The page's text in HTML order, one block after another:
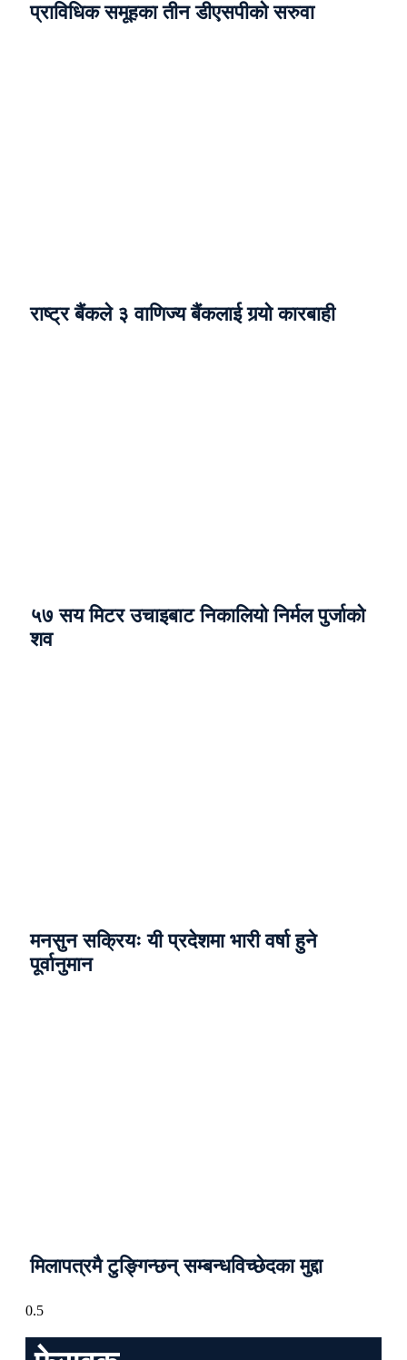
प्राविधिक समूहका तीन डीएसपीको सरुवा
राष्ट्र बैंकले ३ वाणिज्य बैंकलाई गर्‍यो कारबाही
५७ सय मिटर उचाइबाट निकालियो निर्मल पुर्जाको
शव
मनसुन सक्रियः यी प्रदेशमा भारी वर्षा हुने
पूर्वानुमान
मिलापत्रमै टुङ्गिन्छन् सम्बन्धविच्छेदका मुद्दा